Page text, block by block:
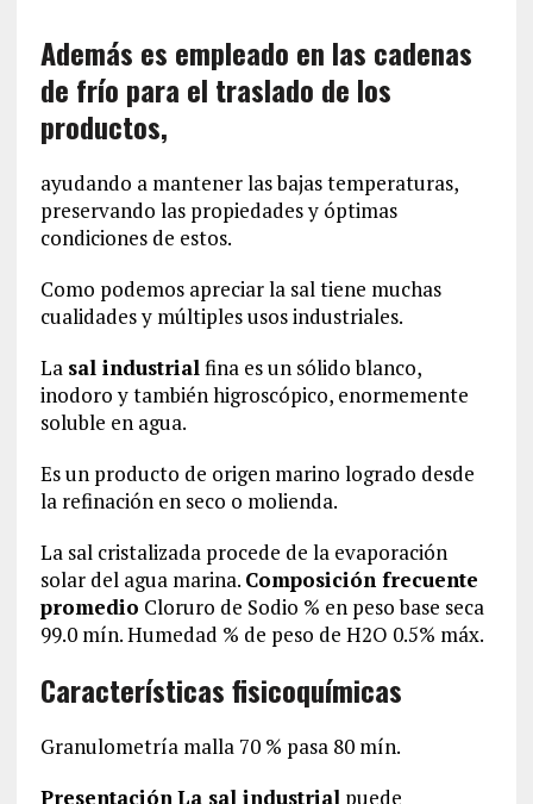
Además es empleado en las cadenas
de frío para el traslado de los
productos,
ayudando a mantener las bajas temperaturas,
preservando las propiedades y óptimas
condiciones de estos.
Como podemos apreciar la sal tiene muchas
cualidades y múltiples usos industriales.
La sal industrialfina es un sólido blanco,
inodoro y también higroscópico, enormemente
soluble en agua.
Es un producto de origen marino logrado desde
la refinación en seco o molienda.
La sal cristalizada procede de la evaporación
solar del agua marina. Composición frecuente
promedio Cloruro de Sodio % en peso base seca
99.0 mín. Humedad % de peso de H2O 0.5% máx.
Características fisicoquímicas
Granulometría malla 70 % pasa 80 mín.
Presentación La sal industrial puede